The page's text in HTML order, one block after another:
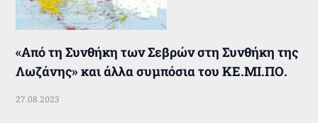
«Από τη Συνθήκη των Σεβρών στη Συνθήκη της
Λωζάνης» και άλλα συμπόσια του ΚΕ.ΜΙ.ΠΟ.
27.08.2023